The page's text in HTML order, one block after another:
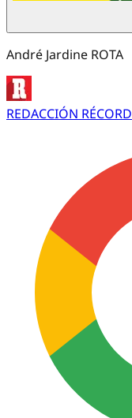
André Jardine ROTA
REDACCIÓN RÉCORD